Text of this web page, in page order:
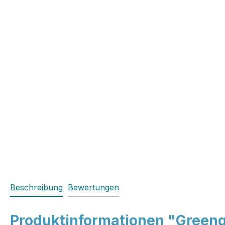
Beschreibung Bewertungen
Produktinformationen